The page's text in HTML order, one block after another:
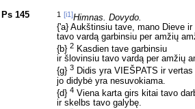
Ps 145 1 [i1]Himnas. Dovydo.
{'a} Aukštinsiu tave, mano Dieve ir
tavo vardą garbinsiu per amžių
{b} 2 Kasdien tave garbinsiu
ir šlovinsiu tavo vardą per amžių
{g} 3 Didis yra VIEŠPATS ir
jo didybė yra nesuvokiama.
{d} 4 Viena karta girs kitai tavo
ir skelbs tavo galybę.